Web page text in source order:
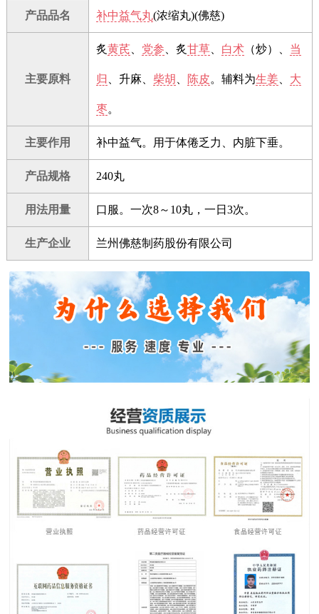
产品品名 补中益气丸(浓缩丸)(佛慈)
主要原料
炙黄芪、 党参 、炙甘草、 白术（炒）、 当
归 、升麻、 柴胡 陈皮。辅料为生姜、 大
枣。
主要作用 补中益气。用于体倦乏力、内脏下垂。
产品规格 240丸
用法用量 口服。一次8～10丸，一日3次。
生产企业 兰州佛慈制药股份有限公司